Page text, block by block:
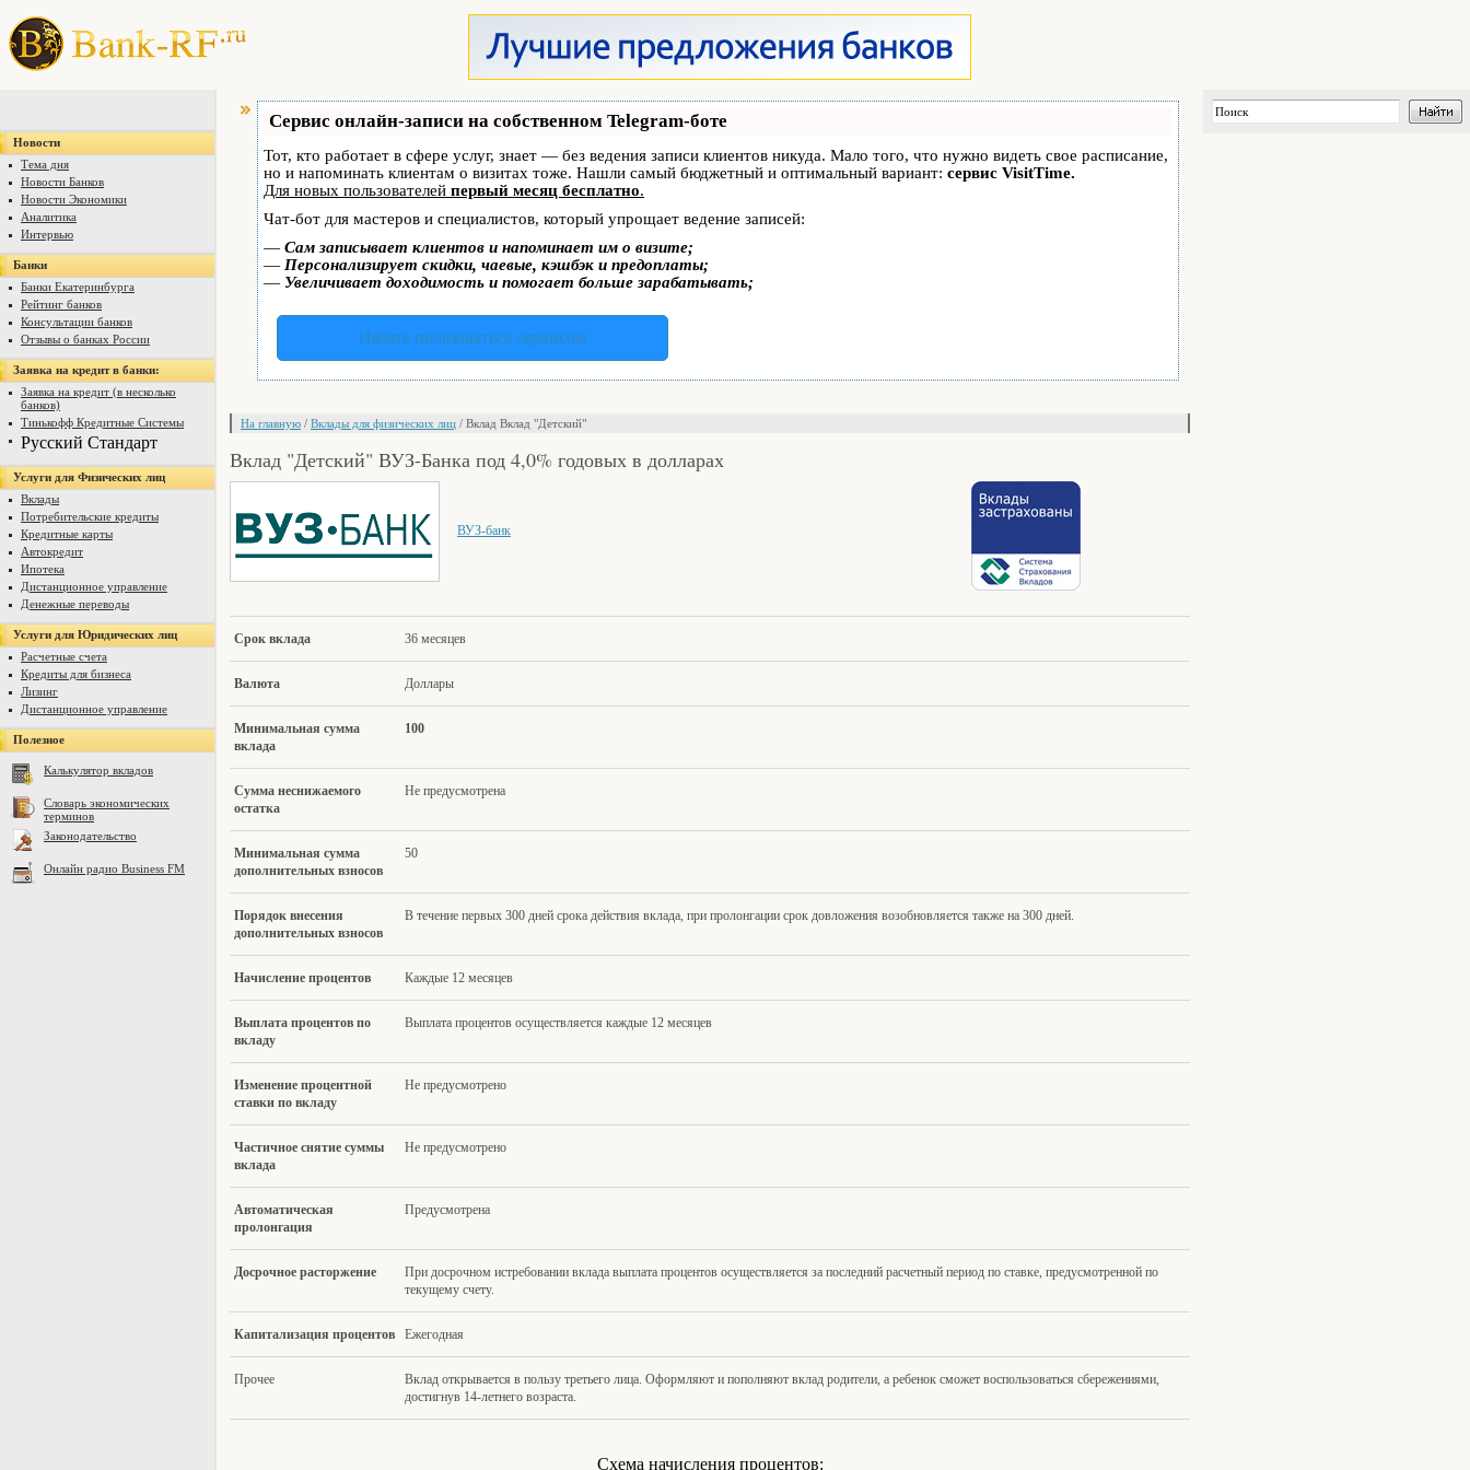
Новости
Тема дня
Новости Банков
Новости Экономики
Аналитика
Интервью
Банки
Банки Екатеринбурга
Рейтинг банков
Консультации банков
Отзывы о банках России
Заявка на кредит в банки:
Заявка на кредит (в несколько
банков)
Тинькофф Кредитные Системы
Русский Стандарт
Услуги для Физических лиц
Вклады
Потребительские кредиты
Кредитные карты
Автокредит
Ипотека
Дистанционное управление
Денежные переводы
Услуги для Юридических лиц
Расчетные счета
Кредиты для бизнеса
Лизинг
Дистанционное управление
Полезное
Калькулятор вкладов
Словарь экономических
терминов
Законодательство
Онлайн радио Business FM
Сервис онлайн-записи на собственном Telegram-боте
Тот, кто работает в сфере услуг, знает — без ведения записи клиентов никуда. Мало того, что нужно видеть свое расписание,
но и напоминать клиентам о визитах тоже. Нашли самый бюджетный и оптимальный вариант: сервис VisitTime.
Для новых пользователей первый месяц бесплатно.
Чат-бот для мастеров и специалистов, который упрощает ведение записей:
— Сам записывает клиентов и напоминает им о визите;
— Персонализирует скидки, чаевые, кэшбэк и предоплаты;
— Увеличивает доходимость и помогает больше зарабатывать;
Начать пользоваться сервисом
На главную / Вклады для физических лиц / Вклад Вклад "Детский"
Вклад "Детский" ВУЗ-Банка под 4,0% годовых в долларах
ВУЗ-банк
Срок вклада 36 месяцев
Валюта Доллары
Минимальная сумма
вклада
100
Сумма неснижаемого
остатка
Не предусмотрена
Минимальная сумма
дополнительных взносов
50
Порядок внесения
дополнительных взносов
В течение первых 300 дней срока действия вклада, при пролонгации срок довложения возобновляется также на 300 дней.
Начисление процентов Каждые 12 месяцев
Выплата процентов по
вкладу
Выплата процентов осуществляется каждые 12 месяцев
Изменение процентной
ставки по вкладу
Не предусмотрено
Частичное снятие суммы
вклада
Не предусмотрено
Автоматическая
пролонгация
Предусмотрена
Досрочное расторжение
При досрочном истребовании вклада выплата процентов осуществляется за последний расчетный период по ставке, предусмотренной по
текущему счету.
Капитализация процентов Ежегодная
Прочее
Вклад открывается в пользу третьего лица. Оформляют и пополняют вклад родители, а ребенок сможет воспользоваться сбережениями,
достигнув 14-летнего возраста.
Схема начисления процентов: